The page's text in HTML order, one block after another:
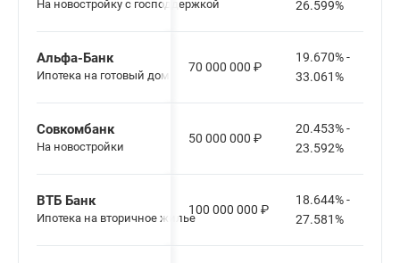
На новостройку с господдержкой
26.599%
Альфа-Банк
Ипотека на готовый дом
70 000 000 ₽
19.670% -
33.061%
Совкомбанк
На новостройки
50 000 000 ₽
20.453% -
23.592%
ВТБ Банк
Ипотека на вторичное жилье
100 000 000 ₽
18.644% -
27.581%